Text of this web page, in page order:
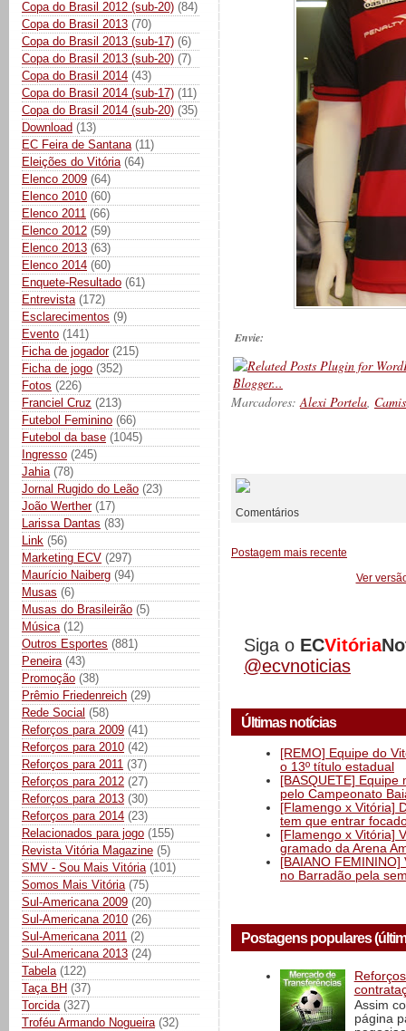
Copa do Brasil 2012 (sub-20) (84)
Copa do Brasil 2013 (70)
Copa do Brasil 2013 (sub-17) (6)
Copa do Brasil 2013 (sub-20) (7)
Copa do Brasil 2014 (43)
Copa do Brasil 2014 (sub-17) (11)
Copa do Brasil 2014 (sub-20) (35)
Download (13)
EC Feira de Santana (11)
Eleições do Vitória (64)
Elenco 2009 (64)
Elenco 2010 (60)
Elenco 2011 (66)
Elenco 2012 (59)
Elenco 2013 (63)
Elenco 2014 (60)
Enquete-Resultado (61)
Entrevista (172)
Esclarecimentos (9)
Evento (141)
Ficha de jogador (215)
Ficha de jogo (352)
Fotos (226)
Franciel Cruz (213)
Futebol Feminino (66)
Futebol da base (1045)
Ingresso (245)
Jahia (78)
Jornal Rugido do Leão (23)
João Werther (17)
Larissa Dantas (83)
Link (56)
Marketing ECV (297)
Maurício Naiberg (94)
Musas (6)
Musas do Brasileirão (5)
Música (12)
Outros Esportes (881)
Peneira (43)
Promoção (38)
Prêmio Friedenreich (29)
Rede Social (58)
Reforços para 2009 (41)
Reforços para 2010 (42)
Reforços para 2011 (37)
Reforços para 2012 (27)
Reforços para 2013 (30)
Reforços para 2014 (23)
Relacionados para jogo (155)
Revista Vitória Magazine (5)
SMV - Sou Mais Vitória (101)
Somos Mais Vitória (75)
Sul-Americana 2009 (20)
Sul-Americana 2010 (26)
Sul-Americana 2011 (2)
Sul-Americana 2013 (24)
Tabela (122)
Taça BH (37)
Torcida (327)
Troféu Armando Nogueira (32)
Envie:
Marcadores:Alexi Portela,
Comentários
Postagem mais recente
Ver
Siga o ECVitória
@ecvnoticias
Últimas notícias
[REMO] Equipe do
o 13º título estadual
[BASQUETE]
pelo Campeonato
[Flamengo x Vitória]
tem que entrar
[Flamengo x Vitória]
gramado da Arena
[BAIANO
no Barradão pela
Postagens populares
Assim
página